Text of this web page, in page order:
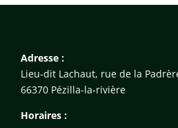
Adresse :
Lieu-dit Lachaut, rue de la
66370 Pézilla-la-rivière
Horaires :